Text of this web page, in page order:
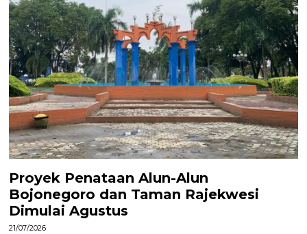
Proyek Penataan Alun-Alun
Bojonegoro dan Taman Rajekwesi
Dimulai Agustus
21/07/2026